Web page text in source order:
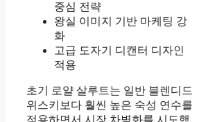
중심 전략
왕실 이미지 기반 마케팅 강
화
고급 도자기 디캔터 디자인
적용
초기 로얄 살루트는 일반 블렌디드
위스키보다 훨씬 높은 숙성 연수를